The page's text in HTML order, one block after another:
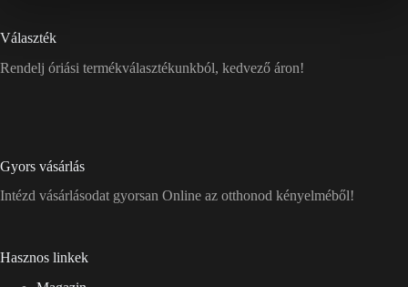
Választék
Rendelj óriási termékválasztékunkból, kedvező áron!
Gyors vásárlás
Intézd vásárlásodat gyorsan Online az otthonod kényelméből!
Hasznos linkek